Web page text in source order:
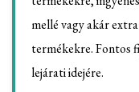
mellé vagy akár
termékekre. Fontos
lejárati idejére.